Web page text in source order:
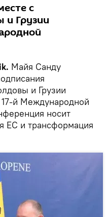
с
и Грузии
Майя Санду
и Грузии
й Международной
носит
ЕС и трансформация